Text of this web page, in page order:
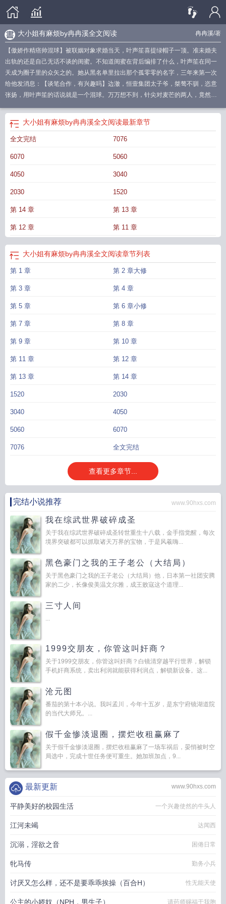
冉冉溪/著
大小姐有麻烦by冉冉溪全文阅读
【傲娇作精痞帅混球】被联姻对象求婚当天，叶声笙喜提绿帽子一顶。准未婚夫
出轨的还是自己无话不谈的闺蜜。不知道闺蜜在背后编排了什么，叶声笙在同一
天成为圈子里的众矢之的。她从黑名单里拉出那个孤零零的名字，三年来第一次
给他发消息：【谈笔合作，有兴趣吗】边澈，恒壹集团太子爷，桀骜不驯，恣意
张扬，用叶声笙的话说就是一个混球。万万想不到，针尖对麦芒的两人，竟然成
父留子。继承人都有了，要男人做什么。可惜通宵达旦腰膝酸软，整整努力半
年，肚子始终没有动静。边澈看起来比她还想离婚，送子观音、受孕宝典，甚至
为了她的排卵期能打飞的回来……“中医说次数不宜过多，时间可以拉长。”“西医
她恨得牙痒痒。边澈，你真有种……不，你根本没种！当晚，边澈一进门，离婚
浪荡。“甩我的时候，你说一个男人不玩两遍……”“现在我必须让你玩个够！”阅读
提示：1、双c双洁，女主订过婚，但跟未婚夫无亲密行为2、男女主非善男信女，
一章一章购买，如有不适请立刻弃文，不必告知，请相互尊重预收文《陆总又又
又辞职了》求个关注。尤韵，这位同恩医疗的项目总监履历十分传奇——靠着铁
血手腕和新药上市的风口，职级升得比火箭还快。总经理临近退休，公司里面都
在传，她会成是下一任的总经理。可三个月后，尤韵的希望彻底落空，新来的总
经理是陆氏集团的太子爷陆斯舟。他凭借一幅好皮囊，常年给娱乐版贡献KPI，女
同事们心都酥了，只有尤韵不买账，决定用工作卷死这个“空降部队。尤韵：“陆
顾我一下。”尤韵：“对手公司送了唐夫人一条天价项链，明年大客户的订单恐怕保
有点不对劲，她怎么成了公司审批权最高的人。两人不欢而散的次日，人事总监
把陆斯舟的离职申请在OA上发了过来。人事总监：【陆总又要辞职，公司是不是
请，我已经帮你撤回了。”陆斯舟用手臂把她困在方寸之间：“你不喜欢办公室恋
情，我辞职了一箭双雕。”尤韵：……她是想做总经理，不是想“做”总经理。后台
场】同事们都在替尤韵打抱不平，因为陆总找她茬的次数越来越频。总经理办公
舟：“不让我亲，我要打辞职报告了……”真是够了，谁家的总经理，一哭二闹三辞
有麻烦番外百度
大小姐有麻烦全文免费阅读晋江大小姐能有什么坏处
大小姐有麻烦by冉冉溪晋江大小姐有麻烦番外
大小姐有麻烦冉冉溪笔趣阁txt大小姐麻烦大小姐有麻烦了全文免费阅读边
澈
大小姐有麻烦全文免
费阅读大小姐能有什么坏心思吗大小姐有麻烦txt电子书大小姐有麻烦冉冉
溪大小姐有麻烦笔趣阁冉冉溪
大小姐能有什么坏心
眼呢原创 大小姐有麻烦免费阅读笔趣阁大小姐有麻烦全文阅读
殊含义吗大小姐有麻烦无错别字
笔趣阁 大小姐的感觉什么意思大小姐有麻烦by冉冉溪笔趣阁大小姐有麻烦番外
TXT电子书
TXT大小姐有麻烦TXT百度 大小姐有麻烦百度大小姐有麻烦TXT大小姐有麻烦
免费阅读大小姐有什么坏处 大小姐又能有什么坏心思呢大小姐有麻烦txt百度链
接分大小姐有麻烦by冉冉溪百度大小姐能有什么坏心大小姐有麻烦晋江
姐有麻烦by冉冉熙
电子书大小姐有麻烦冉冉溪百度
免费阅读最新章节
小乔最新章节内容
烦by冉冉溪全文阅读
烦大结局大小姐能有什么坏心眼呢童悦大小姐有麻烦txt
大小姐有麻烦提取
码大小姐能有什么坏心思呢?大小姐有麻烦全本TXT电子书大小姐有麻烦提取
码2023大小姐有麻烦txt奇书网大小姐有麻烦番外篇2023年上映时间表大小姐
有麻烦无防盗免费阅读
麻烦txt百度大小姐有麻烦by冉冉熙笔趣阁无弹窗免
笔趣阁大小姐有麻烦讲的什么大小姐有什么坏心思吗大小姐有麻烦边澈无错别
字
大小姐有麻烦by冉冉溪全文阅读最新章节
全文完结 7076
6070 5060
4050 3040
2030 1520
第 14 章 第 13 章
第 12 章 第 11 章
大小姐有麻烦by冉冉溪全文阅读章节列表
第 1 章 第 2 章大修
第 3 章 第 4 章
第 5 章 第 6 章小修
第 7 章 第 8 章
第 9 章 第 10 章
第 11 章 第 12 章
第 13 章 第 14 章
1520 2030
3040 4050
5060 6070
7076 全文完结
查看更多章节...
完结小说推荐 www.90hxs.com
我在综武世界破碎成圣
关于我在综武世界破碎成圣转世重生十八载，金手指觉醒，每次
境界突破都可以抓取诸天万界的宝物，于是风羲嗨...
黑色豪门之我的王子老公（大结局）
关于黑色豪门之我的王子老公（大结局）他，日本第一社团安腾
家的二少，长像俊美温文尔雅，成王败寇这个道理...
三寸人间
...
1999交朋友，你管这叫奸商？
关于1999交朋友，你管这叫奸商？白镜清穿越平行世界，解锁
手机奸商系统，卖出利润就能获得利润点，解锁新设备。这...
沧元图
番茄的第十本小说。我叫孟川，今年十五岁，是东宁府镜湖道院
的当代大师兄。...
假千金惨淡退圈，摆烂收租赢麻了
关于假千金惨淡退圈，摆烂收租赢麻了一场车祸后，晏悄被时空
局选中，完成十世任务便可重生。她加班加点，9...
www.90hxs.com
最新更新
平静美好的校园生活 一个兴趣使然的牛头人
江河未竭 达闻西
沉溺，淫欲之音 困倦日常
牝马传 勤务小兵
讨厌又怎么样，还不是要乖乖挨操（百合H） 性无能天使
公主的小娇奴（NPH，男生子） 请药师赐福于我胞